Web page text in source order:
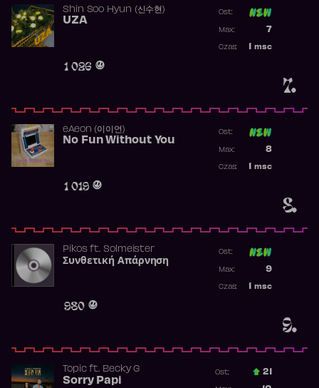
7.
Shin Soo Hyun (신수현)
UZA
1 026
Ost:
7
Max:
msc
Czas:
8.
​eAeon (이이언)
No Fun Without You
1 019
Ost:
8
Max:
msc
Czas:
9.
Pikosft. Solmeister
Συνθετική Απάρνηση
980
Ost:
9
Max:
msc
Czas:
Topicft. Becky G
Sorry Papi
Ost.: 21